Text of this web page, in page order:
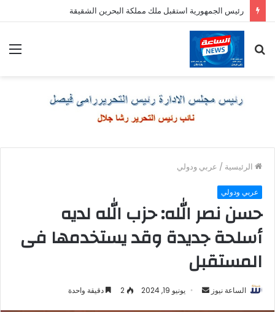
رئيس الجمهورية استقبل ملك مملكة البحرين الشقيقة
عن
الرئيسية / عربي ودولي
عربي ودولي
حسن نصر الله: حزب الله لديه
أسلحة جديدة وقد يستخدمها فى
المستقبل
الساعة نيوز
أرسل يونيو 19, 2024 2 دقيقة واحدة